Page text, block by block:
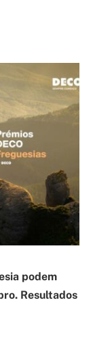
podem
Resultados